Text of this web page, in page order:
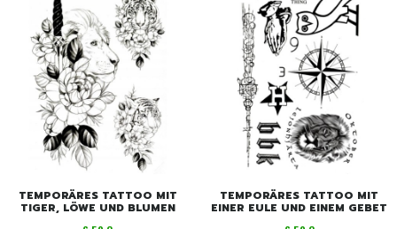
TEMPORÄRES TATTOO MIT
TIGER, LÖWE UND BLUMEN
TEMPORÄRES TATTOO MIT
EINER EULE UND EINEM GEBET